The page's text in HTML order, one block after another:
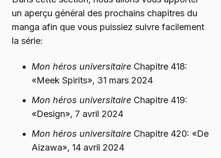
un aperçu général des prochains chapitres du
manga afin que vous puissiez suivre facilement
la série:
Mon héros universitaire Chapitre 418:
«Meek Spirits», 31 mars 2024
Mon héros universitaire Chapitre 419:
«Design», 7 avril 2024
Mon héros universitaire Chapitre 420: «De
Aizawa», 14 avril 2024